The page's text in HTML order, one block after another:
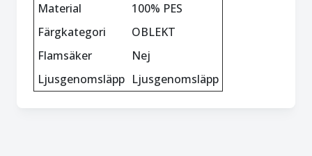
Material
100% PES
Färgkategori
OBLEKT
Flamsäker
Nej
Ljusgenomsläpp Ljusgenomsläpp